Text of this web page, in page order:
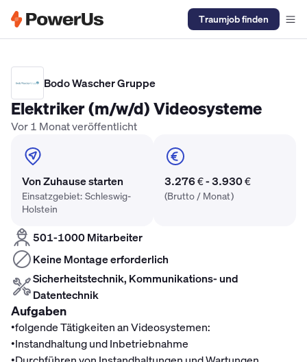
Traumjob finden
Bodo Wascher Gruppe
Elektriker (m/w/d) Videosysteme
Vor 1 Monat veröffentlicht
Von Zuhause starten
Einsatzgebiet: Schleswig-
Holstein
3.276 € - 3.930 €
(Brutto / Monat)
501-1000 Mitarbeiter
Keine Montage erforderlich
Sicherheitstechnik, Kommunikations- und
Datentechnik
Aufgaben
•folgende Tätigkeiten an Videosystemen:
•Instandhaltung und Inbetriebnahme